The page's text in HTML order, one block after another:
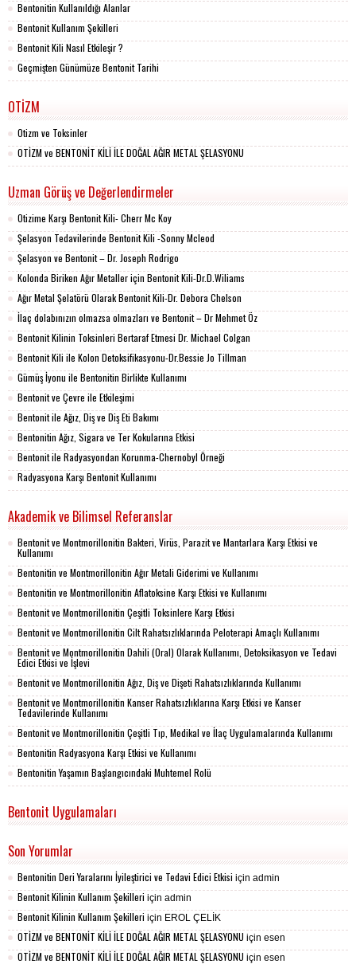
Bentonitin Kullanıldığı Alanlar
Bentonit Kullanım Şekilleri
Bentonit Kili Nasıl Etkileşir ?
Geçmişten Günümüze Bentonit Tarihi
OTİZM
Otizm ve Toksinler
OTİZM ve BENTONİT KİLİ İLE DOĞAL AĞIR METAL ŞELASYONU
Uzman Görüş ve Değerlendirmeler
Otizime Karşı Bentonit Kili- Cherr Mc Koy
Şelasyon Tedavilerinde Bentonit Kili -Sonny Mcleod
Şelasyon ve Bentonit – Dr. Joseph Rodrigo
Kolonda Biriken Ağır Metaller için Bentonit Kili-Dr.D.Wiliams
Ağır Metal Şelatörü Olarak Bentonit Kili-Dr. Debora Chelson
İlaç dolabınızın olmazsa olmazları ve Bentonit – Dr Mehmet Öz
Bentonit Kilinin Toksinleri Bertaraf Etmesi Dr. Michael Colgan
Bentonit Kili ile Kolon Detoksifikasyonu-Dr.Bessie Jo Tillman
Gümüş İyonu ile Bentonitin Birlikte Kullanımı
Bentonit ve Çevre ile Etkileşimi
Bentonit ile Ağız, Diş ve Diş Eti Bakımı
Bentonitin Ağız, Sigara ve Ter Kokularına Etkisi
Bentonit ile Radyasyondan Korunma-Chernobyl Örneği
Radyasyona Karşı Bentonit Kullanımı
Akademik ve Bilimsel Referanslar
Bentonit ve Montmorillonitin Bakteri, Virüs, Parazit ve Mantarlara Karşı Etkisi ve
Kullanımı
Bentonitin ve Montmorillonitin Ağır Metali Giderimi ve Kullanımı
Bentonitin ve Montmorillonitin Aflatoksine Karşı Etkisi ve Kullanımı
Bentonit ve Montmorillonitin Çeşitli Toksinlere Karşı Etkisi
Bentonit ve Montmorillonitin Cilt Rahatsızlıklarında Peloterapi Amaçlı Kullanımı
Bentonit ve Montmorillonitin Dahili (Oral) Olarak Kullanımı, Detoksikasyon ve Tedavi
Edici Etkisi ve İşlevi
Bentonit ve Montmorillonitin Ağız, Diş ve Dişeti Rahatsızlıklarında Kullanımı
Bentonit ve Montmorillonitin Kanser Rahatsızlıklarına Karşı Etkisi ve Kanser
Tedavilerinde Kullanımı
Bentonit ve Montmorillonitin Çeşitli Tıp, Medikal ve İlaç Uygulamalarında Kullanımı
Bentonitin Radyasyona Karşı Etkisi ve Kullanımı
Bentonitin Yaşamın Başlangıcındaki Muhtemel Rolü
Bentonit Uygulamaları
Son Yorumlar
Bentonitin Deri Yaralarını İyileştirici ve Tedavi Edici Etkisi için admin
Bentonit Kilinin Kullanım Şekilleri için admin
Bentonit Kilinin Kullanım Şekilleri için EROL ÇELİK
OTİZM ve BENTONİT KİLİ İLE DOĞAL AĞIR METAL ŞELASYONU için esen
OTİZM ve BENTONİT KİLİ İLE DOĞAL AĞIR METAL ŞELASYONU için esen